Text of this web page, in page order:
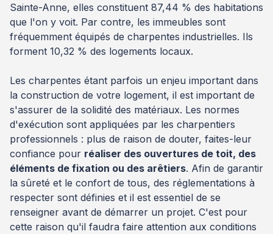
Sainte-Anne, elles constituent 87,44 % des habitations
que l'on y voit. Par contre, les immeubles sont
fréquemment équipés de charpentes industrielles. Ils
forment 10,32 % des logements locaux.
Les charpentes étant parfois un enjeu important dans
la construction de votre logement, il est important de
s'assurer de la solidité des matériaux. Les normes
d'exécution sont appliquées par les charpentiers
professionnels : plus de raison de douter, faites-leur
confiance pour réaliser des ouvertures de toit, des
éléments de fixation ou des arêtiers. Afin de garantir
la sûreté et le confort de tous, des réglementations à
respecter sont définies et il est essentiel de se
renseigner avant de démarrer un projet. C'est pour
cette raison qu'il faudra faire attention aux conditions